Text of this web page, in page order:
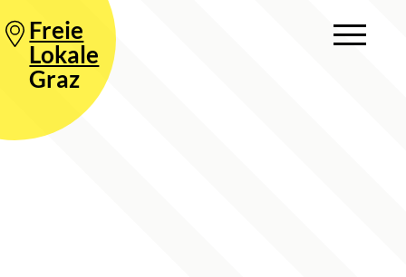
Freie
Lokale
Graz